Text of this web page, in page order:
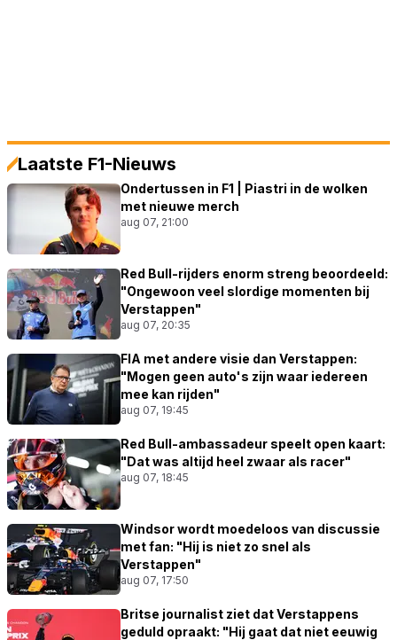
Laatste F1-Nieuws
Ondertussen in F1 | Piastri in de wolken
met nieuwe merch
aug 07, 21:00
Red Bull-rijders enorm streng beoordeeld:
"Ongewoon veel slordige momenten bij
Verstappen"
aug 07, 20:35
FIA met andere visie dan Verstappen:
"Mogen geen auto's zijn waar iedereen
mee kan rijden"
aug 07, 19:45
Red Bull-ambassadeur speelt open kaart:
"Dat was altijd heel zwaar als racer"
aug 07, 18:45
Windsor wordt moedeloos van discussie
met fan: "Hij is niet zo snel als
Verstappen"
aug 07, 17:50
Britse journalist ziet dat Verstappens
geduld opraakt: "Hij gaat dat niet eeuwig